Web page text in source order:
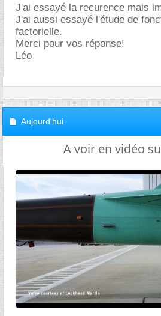
J'ai essayé la recurence mais
J'ai aussi essayé l'étude de
factorielle.
Merci pour vos réponse!
Léo
Aujourd'hui
A voir en vidéo